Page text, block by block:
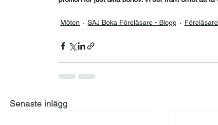
Möten SAJ Boka Föreläsare - Blogg Föreläsare
Senaste inlägg